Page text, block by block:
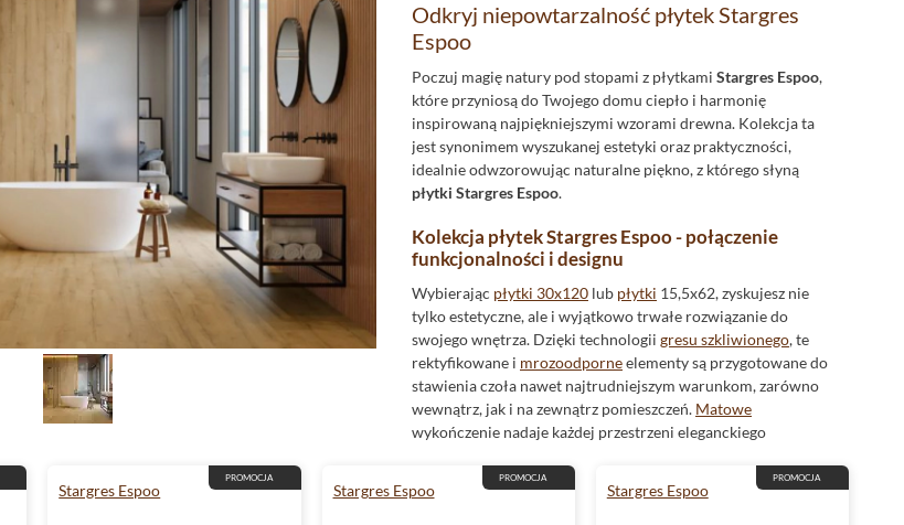
Odkryj niepowtarzalność płytek Stargres
Espoo
Poczuj magię natury pod stopami z płytkami Stargres Espoo,
które przyniosą do Twojego domu ciepło i harmonię
inspirowaną najpiękniejszymi wzorami drewna. Kolekcja ta
jest synonimem wyszukanej estetyki oraz praktyczności,
idealnie odwzorowując naturalne piękno, z którego słyną
płytki Stargres Espoo.
Kolekcja płytek Stargres Espoo - połączenie
funkcjonalności i designu
Wybierając płytki 30x120 lub płytki 15,5x62, zyskujesz nie
tylko estetyczne, ale i wyjątkowo trwałe rozwiązanie do
swojego wnętrza. Dzięki technologii gresu szkliwionego, te
rektyfikowane i mrozoodporneelementy są przygotowane do
stawienia czoła nawet najtrudniejszym warunkom, zarówno
wewnątrz, jak i na zewnątrz pomieszczeń. Matowe
wykończenie nadaje każdej przestrzeni eleganckiego
aranżację ciepło i naturalność.
PROMOCJA
Stargres Espoo
PROMOCJA
Stargres Espoo
PROMOCJA
Stargres Espoo